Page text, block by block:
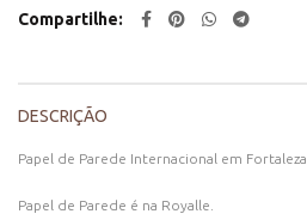
Compartilhe
DESCRIÇÃO
Papel de Parede Internacional em Fortaleza.
Papel de Parede é na Royalle.